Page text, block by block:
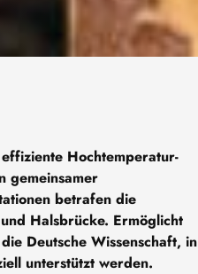
Hochtemperatur-
gemeinsamer
betrafen die
Halsbrücke. Ermöglicht
Deutsche Wissenschaft, in
unterstützt werden.